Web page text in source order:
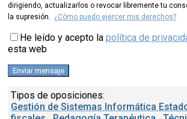
dirigiendo, actualizarlos o revocar libremente tu
la supresión. ¿Cómo puedo ejercer mis derechos?
He leído y acepto la política de
esta web
Tipos de oposiciones:
Gestión de Sistemas Informática